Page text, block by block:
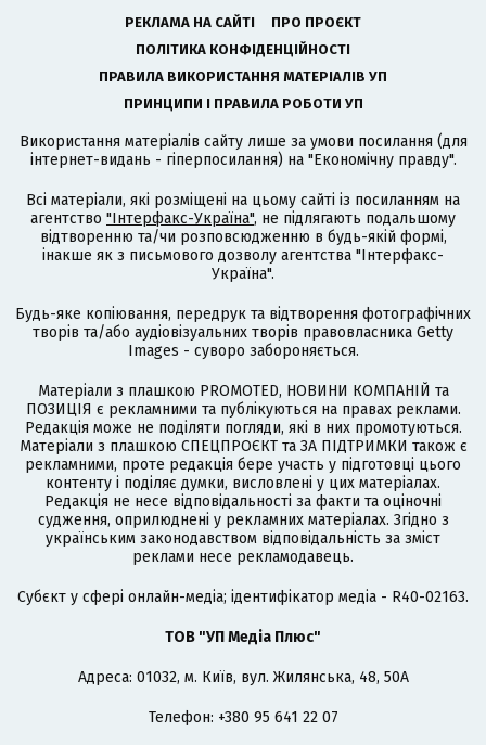
РЕКЛАМА НА САЙТІ
ПРО ПРОЄКТ
ПОЛІТИКА КОНФІДЕНЦІЙНОСТІ
ПРАВИЛА ВИКОРИСТАННЯ МАТЕРІАЛІВ УП
ПРИНЦИПИ І ПРАВИЛА РОБОТИ УП
Використання матеріалів сайту лише за умови посилання (для
інтернет-видань - гіперпосилання) на "Економічну правду".
Всі матеріали, які розміщені на цьому сайті із посиланням на
агентство "Інтерфакс-Україна", не підлягають подальшому
відтворенню та/чи розповсюдженню в будь-якій формі,
інакше як з письмового дозволу агентства "Інтерфакс-
Україна".
Будь-яке копіювання, передрук та відтворення фотографічних
творів та/або аудіовізуальних творів правовласника Getty
Images - суворо забороняється.
Матеріали з плашкою PROMOTED, НОВИНИ КОМПАНІЙ та
ПОЗИЦІЯ є рекламними та публікуються на правах реклами.
Редакція може не поділяти погляди, які в них промотуються.
Матеріали з плашкою СПЕЦПРОЄКТ та ЗА ПІДТРИМКИ також є
рекламними, проте редакція бере участь у підготовці цього
контенту і поділяє думки, висловлені у цих матеріалах.
Редакція не несе відповідальності за факти та оціночні
судження, оприлюднені у рекламних матеріалах. Згідно з
українським законодавством відповідальність за зміст
реклами несе рекламодавець.
Cубєкт у сфері онлайн-медіа; ідентифікатор медіа - R40-02163.
ТОВ "УП Медіа Плюс"
Адреса: 01032, м. Київ, вул. Жилянська, 48, 50А
Телефон: +380 95 641 22 07